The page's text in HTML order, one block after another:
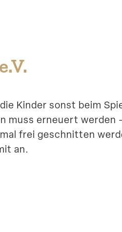
Kinder sonst beim
muss erneuert werden
frei geschnitten
an.